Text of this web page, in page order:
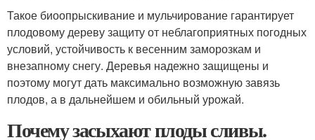
Такое биоопрыскивание и мульчирование гарантирует
плодовому дереву защиту от неблагоприятных погодных
условий, устойчивость к весенним заморозкам и
внезапному снегу. Деревья надежно защищены и
поэтому могут дать максимально возможную завязь
плодов, а в дальнейшем и обильный урожай.
Почему засыхают плоды сливы.